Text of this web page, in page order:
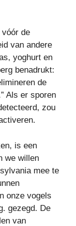
de
van andere
yoghurt en
benadrukt:
de
Als er sporen
zou
is een
we willen
mee te
onze vogels
gezegd. De
van